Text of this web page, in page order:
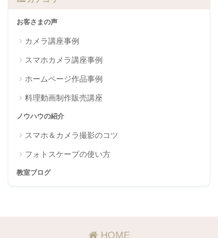
お客さまの声
カメラ講座事例
スマホカメラ講座事例
ホームページ作品事例
料理動画制作販売講座
ノウハウの紹介
スマホ＆カメラ撮影のコツ
フォトスケープの使い方
教室ブログ
HOME